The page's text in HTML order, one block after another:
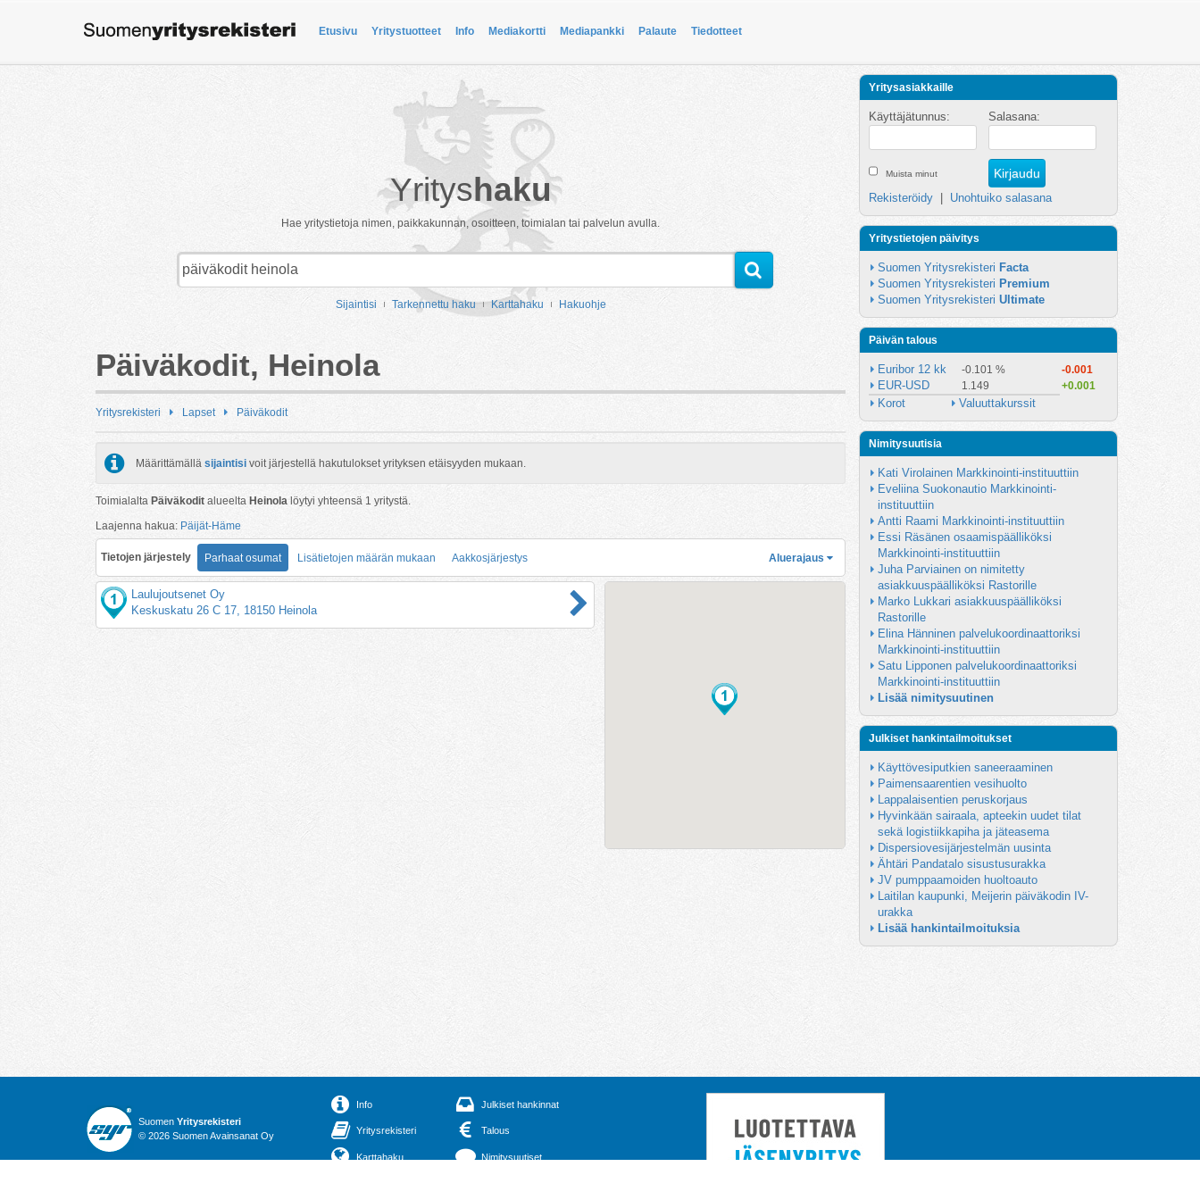
Etusivu Yritystuotteet Info Mediakortti Mediapankki Palaute Tiedotteet
Yrityshaku
Hae yritystietoja nimen, paikkakunnan, osoitteen, toimialan tai palvelun avulla.
Sijaintisi Tarkennettu haku Karttahaku Hakuohje
Päiväkodit, Heinola
Yritysrekisteri Lapset Päiväkodit
Määrittämällä sijaintisi voit järjestellä hakutulokset yrityksen etäisyyden mukaan.
Toimialalta Päiväkodit alueelta Heinolalöytyi yhteensä 1 yritystä.
Laajenna hakua: Päijät-Häme
Tietojen järjestely Parhaat osumat Lisätietojen määrän mukaan Aakkosjärjestys Aluerajaus
Laulujoutsenet Oy
Keskuskatu 26 C 17, 18150 Heinola
Yritysasiakkaille
Käyttäjätunnus: Salasana:
Muista minut
Rekisteröidy Unohtuiko salasana
Yritystietojen päivitys
Suomen Yritysrekisteri Facta
Suomen Yritysrekisteri Premium
Suomen Yritysrekisteri Ultimate
Päivän talous
Euribor 12 kk -0.101 % -0.001
EUR-USD 1.149 +0.001
Korot Valuuttakurssit
Nimitysuutisia
Kati Virolainen Markkinointi-instituuttiin
Eveliina Suokonautio Markkinointi-
instituuttiin
Antti Raami Markkinointi-instituuttiin
Essi Räsänen osaamispäälliköksi
Markkinointi-instituuttiin
Juha Parviainen on nimitetty
asiakkuuspäälliköksi Rastorille
Marko Lukkari asiakkuuspäälliköksi
Rastorille
Elina Hänninen palvelukoordinaattoriksi
Markkinointi-instituuttiin
Satu Lipponen palvelukoordinaattoriksi
Markkinointi-instituuttiin
Lisää nimitysuutinen
Julkiset hankintailmoitukset
Käyttövesiputkien saneeraaminen
Paimensaarentien vesihuolto
Lappalaisentien peruskorjaus
Hyvinkään sairaala, apteekin uudet tilat
sekä logistiikkapiha ja jäteasema
Dispersiovesijärjestelmän uusinta
Ähtäri Pandatalo sisustusurakka
JV pumppaamoiden huoltoauto
Laitilan kaupunki, Meijerin päiväkodin IV-
urakka
Lisää hankintailmoituksia
Suomen Yritysrekisteri
© 2026 Suomen Avainsanat Oy
Info
Yritysrekisteri
Karttahaku
Julkiset hankinnat
Talous
Nimitysuutiset